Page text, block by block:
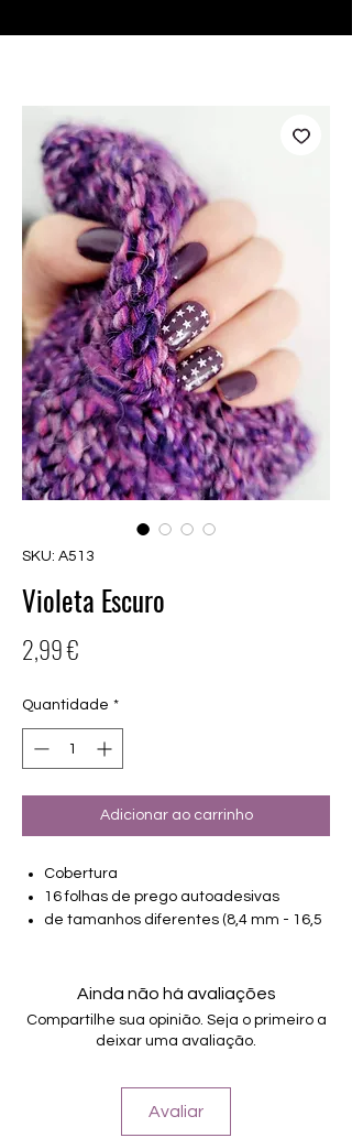
SKU: A513
Violeta Escuro
2,99 €
Quantidade *
Adicionar ao carrinho
Cobertura
16 folhas de prego autoadesivas
de tamanhos diferentes (8,4 mm - 16,5
Aguenta até 14 dias
Ainda não há avaliações
Compartilhe sua opinião. Seja o primeiro a
deixar uma avaliação.
Avaliar